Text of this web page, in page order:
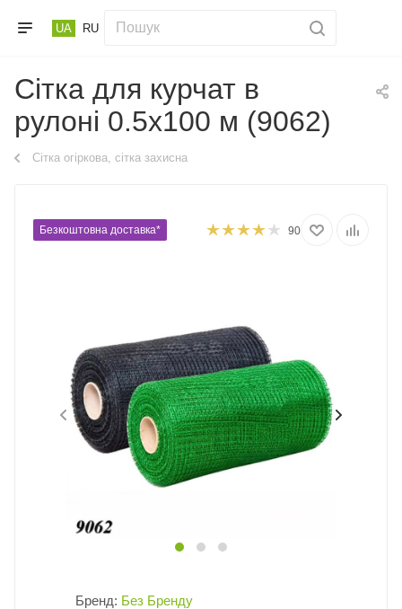
UA RU
Сітка для курчат в
рулоні 0.5х100 м (9062)
Сітка огіркова, сітка захисна
Безкоштовна доставка* 90
Бренд: Без Бренду